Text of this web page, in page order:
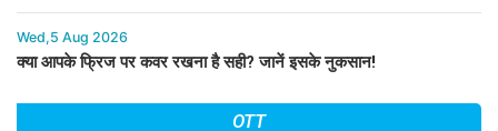
Wed,5 Aug 2026
क्या आपके फ्रिज पर कवर रखना है सही? जानें इसके नुकसान!
OTT